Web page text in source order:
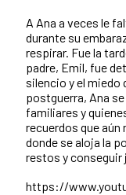
A Ana a veces le
durante su
respirar. Fue la
padre, Emil, fue
silencio y el miedo
postguerra, Ana
familiares y
recuerdos que aún
donde se aloja la
restos y conseguir
https://